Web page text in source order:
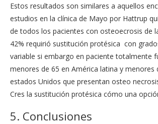
Estos resultados son similares a aquellos
estudios en la clínica de Mayo por Hattrup
de todos los pacientes con osteoecrosis de
42% requirió sustitución protésica con
variable si embargo en paciente totalmente
menores de 65 en América latina y menores
estados Unidos que presentan osteo
Cres la sustitución protésica cómo una
5. Conclusiones